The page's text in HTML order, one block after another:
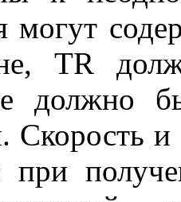
могут
ТR
должно
Скорость и